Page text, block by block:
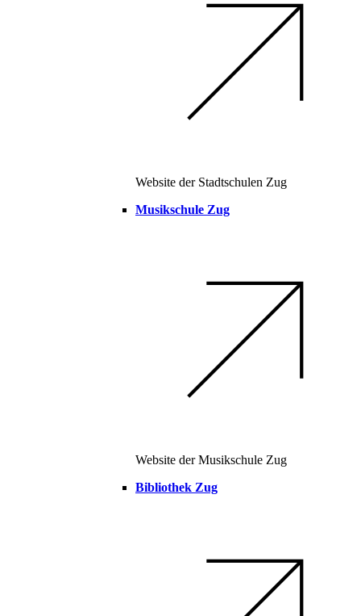
Website der Stadtschulen Zug
Musikschule Zug
Website der Musikschule Zug
Bibliothek Zug